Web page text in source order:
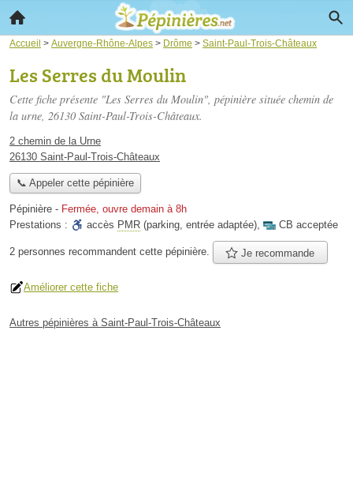
Accueil > Auvergne-Rhône-Alpes > Drôme > Saint-Paul-Trois-Châteaux
Les Serres du Moulin
Cette fiche présente "Les Serres du Moulin", pépinière située chemin de
la urne, 26130 Saint-Paul-Trois-Châteaux.
2 chemin de la Urne
26130 Saint-Paul-Trois-Châteaux
📞 Appeler cette pépinière
Pépinière - Fermée, ouvre demain à 8h
Prestations :
accès PMR (parking, entrée adaptée), CB acceptée
2 personnes recommandent cette pépinière. Je recommande
Améliorer cette fiche
Autres pépinières à Saint-Paul-Trois-Châteaux